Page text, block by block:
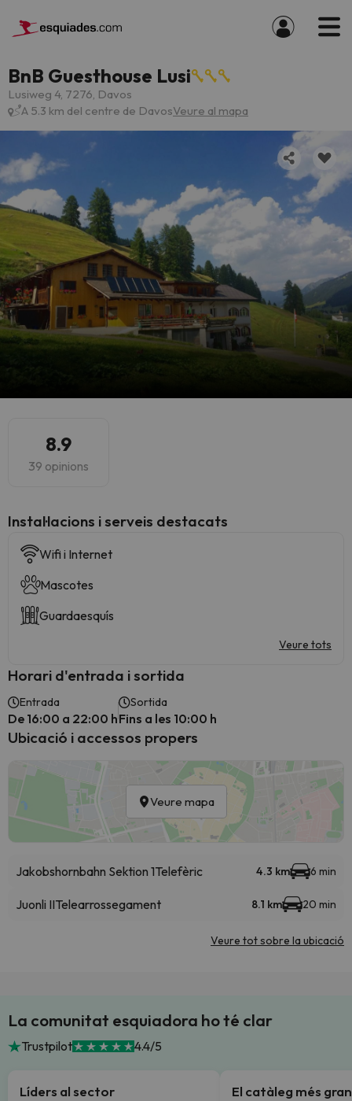
BnB Guesthouse Lusi
Lusiweg 4, 7276, Davos
A 5.3 km del centre de DavosVeure al mapa
8.9
39 opinions
Instal·lacions i serveis destacats
Wifi i Internet
Mascotes
Guardaesquís
Veure tots
Horari d'entrada i sortida
Entrada
De 16:00 a 22:00 h
Sortida
Fins a les 10:00 h
Ubicació i accessos propers
Veure mapa
Jakobshornbahn Sektion 1Telefèric 4.3 km 6 min
Juonli IITelearrossegament 8.1 km 20 min
Veure tot sobre la ubicació
La comunitat esquiadora ho té clar
Trustpilot 4.4/5
Líders al sector El catàleg més gran